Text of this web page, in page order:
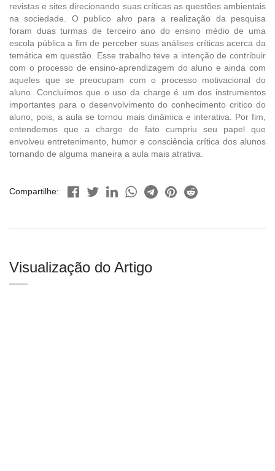
revistas e sites direcionando suas críticas as questões ambientais
na sociedade. O publico alvo para a realização da pesquisa
foram duas turmas de terceiro ano do ensino médio de uma
escola pública a fim de perceber suas análises críticas acerca da
temática em questão. Esse trabalho teve a intenção de contribuir
com o processo de ensino-aprendizagem do aluno e ainda com
aqueles que se preocupam com o processo motivacional do
aluno. Concluímos que o uso da charge é um dos instrumentos
importantes para o desenvolvimento do conhecimento critico do
aluno, pois, a aula se tornou mais dinâmica e interativa. Por fim,
entendemos que a charge de fato cumpriu seu papel que
envolveu entretenimento, humor e consciência crítica dos alunos
tornando de alguma maneira a aula mais atrativa.
Compartilhe:
Visualização do Artigo